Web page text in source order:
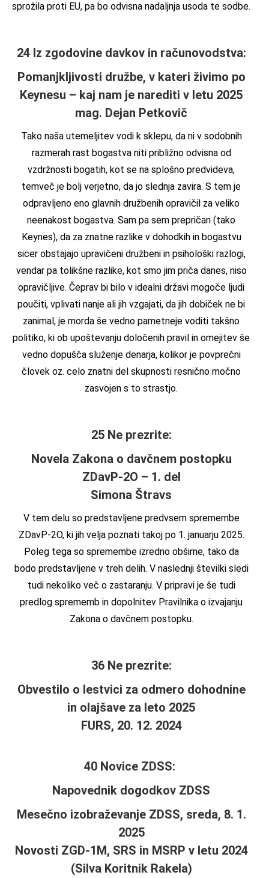
sprožila proti EU, pa bo odvisna nadaljnja usoda te sodbe.
24 Iz zgodovine davkov in računovodstva:
Pomanjkljivosti družbe, v kateri živimo po
Keynesu – kaj nam je narediti v letu 2025
mag. Dejan Petkovič
Tako naša utemeljitev vodi k sklepu, da ni v sodobnih
razmerah rast bogastva niti približno odvisna od
vzdržnosti bogatih, kot se na splošno predvideva,
temveč je bolj verjetno, da jo slednja zavira. S tem je
odpravljeno eno glavnih družbenih opravičil za veliko
neenakost bogastva. Sam pa sem prepričan (tako
Keynes), da za znatne razlike v dohodkih in bogastvu
sicer obstajajo upravičeni družbeni in psihološki razlogi,
vendar pa tolikšne razlike, kot smo jim priča danes, niso
opravičljive. Čeprav bi bilo v idealni državi mogoče ljudi
poučiti, vplivati nanje ali jih vzgajati, da jih dobiček ne bi
zanimal, je morda še vedno pametneje voditi takšno
politiko, ki ob upoštevanju določenih pravil in omejitev še
vedno dopušča služenje denarja, kolikor je povprečni
človek oz. celo znatni del skupnosti resnično močno
zasvojen s to strastjo.
25 Ne prezrite:
Novela Zakona o davčnem postopku
ZDavP-2O – 1. del
Simona Štravs
V tem delu so predstavljene predvsem spremembe
ZDavP-2O, ki jih velja poznati takoj po 1. januarju 2025.
Poleg tega so spremembe izredno obširne, tako da
bodo predstavljene v treh delih. V naslednji številki sledi
tudi nekoliko več o zastaranju. V pripravi je še tudi
predlog sprememb in dopolnitev Pravilnika o izvajanju
Zakona o davčnem postopku.
36 Ne prezrite:
Obvestilo o lestvici za odmero dohodnine
in olajšave za leto 2025
FURS, 20. 12. 2024
40 Novice ZDSS:
Napovednik dogodkov ZDSS
Mesečno izobraževanje ZDSS, sreda, 8. 1.
2025
Novosti ZGD-1M, SRS in MSRP v letu 2024
(Silva Koritnik Rakela)